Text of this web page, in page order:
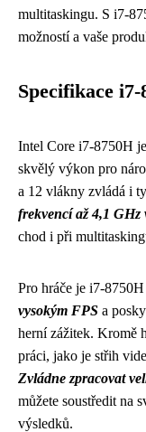
multitaskingu. S i7-
možností a vaše
Specifikace i7-
Intel Core i7-8750H
skvělý výkon pro
a 12 vlákny zvládá i
frekvencí až 4,1
chod i při
Pro hráče je i7-
vysokým FPS a
herní zážitek. Kromě
práci, jako je střih
Zvládne zpracovat
můžete soustředit na
výsledků.